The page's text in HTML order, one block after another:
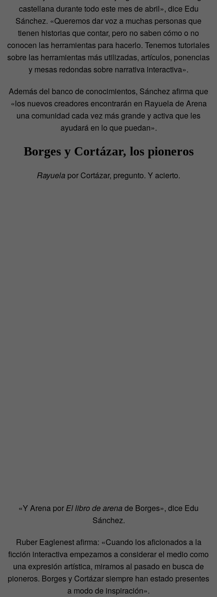
castellana durante todo este mes de abril», dice Edu
Sánchez. «Queremos dar voz a muchas personas que
tienen historias que contar, pero no saben cómo o no
conocen las herramientas para hacerlo. Tenemos tutoriales
sobre las herramientas más utilizadas, artículos, ponencias
y mesas redondas sobre narrativa interactiva».
Además del banco de conocimientos, Sánchez afirma que
«los nuevos creadores encontrarán en Rayuela de Arena
una comunidad cada vez más grande y activa que les
ayudará en lo que puedan».
Borges y Cortázar, los pioneros
Rayuela por Cortázar, pregunto. Y acierto.
«Y Arena porEl libro de arena de Borges», dice Edu
Sánchez.
Ruber Eaglenest afirma: «Cuando los aficionados a la
ficción interactiva empezamos a considerar el medio como
una expresión artística, miramos al pasado en busca de
pioneros. Borges y Cortázar siempre han estado presentes
a modo de inspiración».